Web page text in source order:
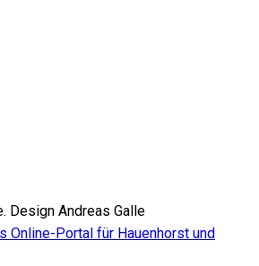
Design Andreas Galle